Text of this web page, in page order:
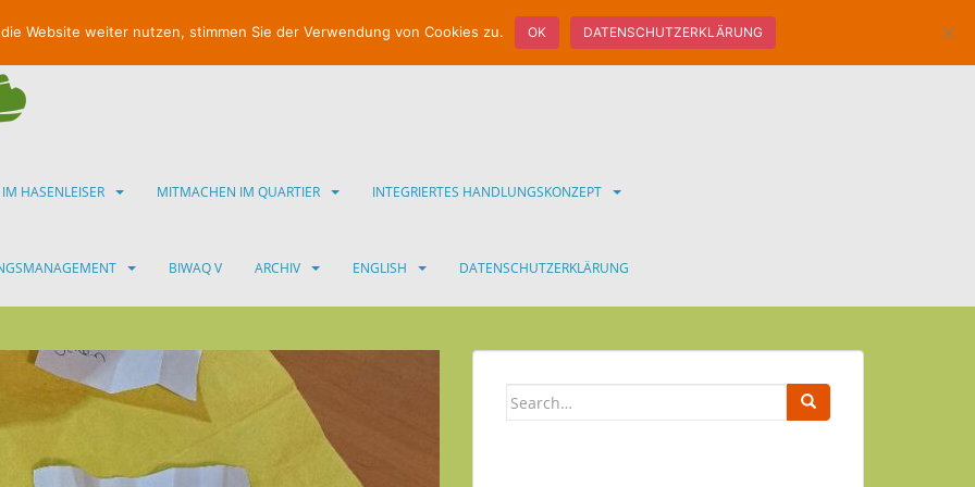
HASENLEISER MITMACHEN IM QUARTIER INTEGRIERTES HANDLUNGSKONZEPT
BIWAQ V ARCHIV ENGLISH DATENSCHUTZERKLÄRUNG
Website weiter nutzen, stimmen Sie der Verwendung von Cookies zu. OK DATENSCHUTZERKLÄRUNG